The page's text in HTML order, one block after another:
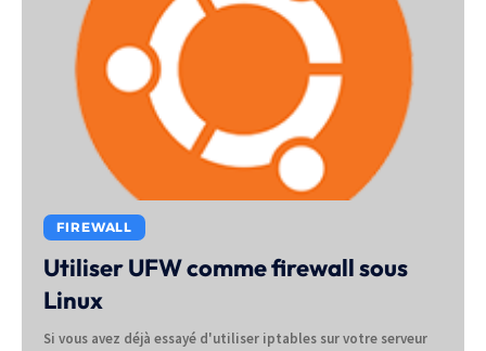
FIREWALL
Utiliser UFW comme firewall sous
Linux
Si vous avez déjà essayé d'utiliser iptables sur votre serveur